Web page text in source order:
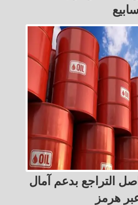
التراجع بدعم آمال
هرمز